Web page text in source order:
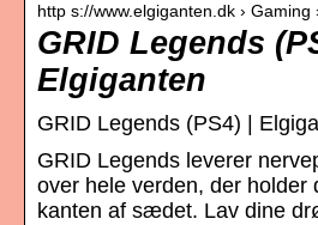
http s://www.elgiganten.dk › Gaming
GRID Legends
Elgiganten
GRID Legends (PS4) |
GRID Legends leverer
over hele verden, der holder
kanten af sædet. Lav dine